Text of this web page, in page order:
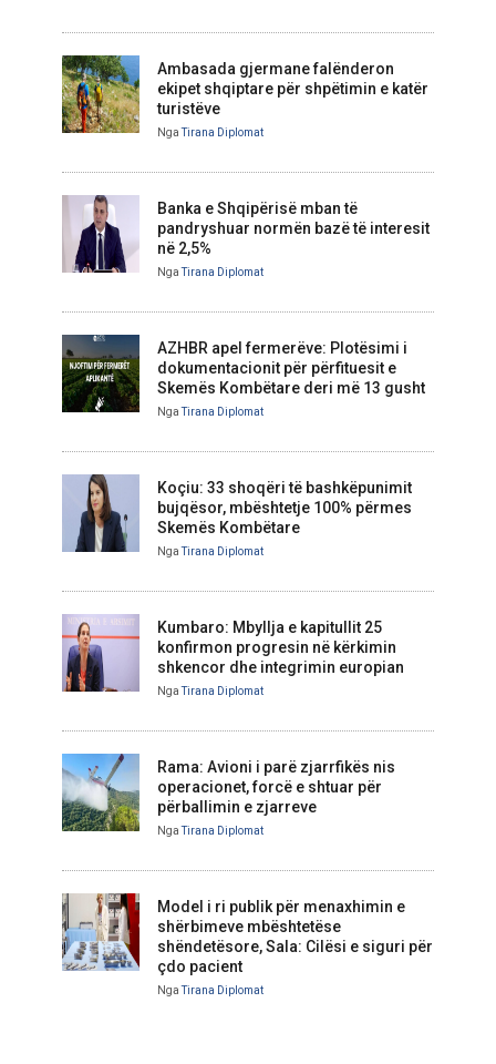
Ambasada gjermane falënderon
ekipet shqiptare për shpëtimin e katër
turistëve
NgaTirana Diplomat
Banka e Shqipërisë mban të
pandryshuar normën bazë të interesit
në 2,5%
NgaTirana Diplomat
AZHBR apel fermerëve: Plotësimi i
dokumentacionit për përfituesit e
Skemës Kombëtare deri më 13 gusht
NgaTirana Diplomat
Koçiu: 33 shoqëri të bashkëpunimit
bujqësor, mbështetje 100% përmes
Skemës Kombëtare
NgaTirana Diplomat
Kumbaro: Mbyllja e kapitullit 25
konfirmon progresin në kërkimin
shkencor dhe integrimin europian
NgaTirana Diplomat
Rama: Avioni i parë zjarrfikës nis
operacionet, forcë e shtuar për
përballimin e zjarreve
NgaTirana Diplomat
Model i ri publik për menaxhimin e
shërbimeve mbështetëse
shëndetësore, Sala: Cilësi e siguri për
çdo pacient
NgaTirana Diplomat